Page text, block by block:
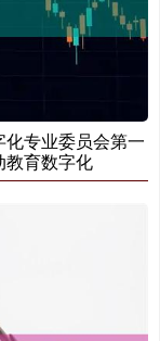
专业委员会第一
教育数字化